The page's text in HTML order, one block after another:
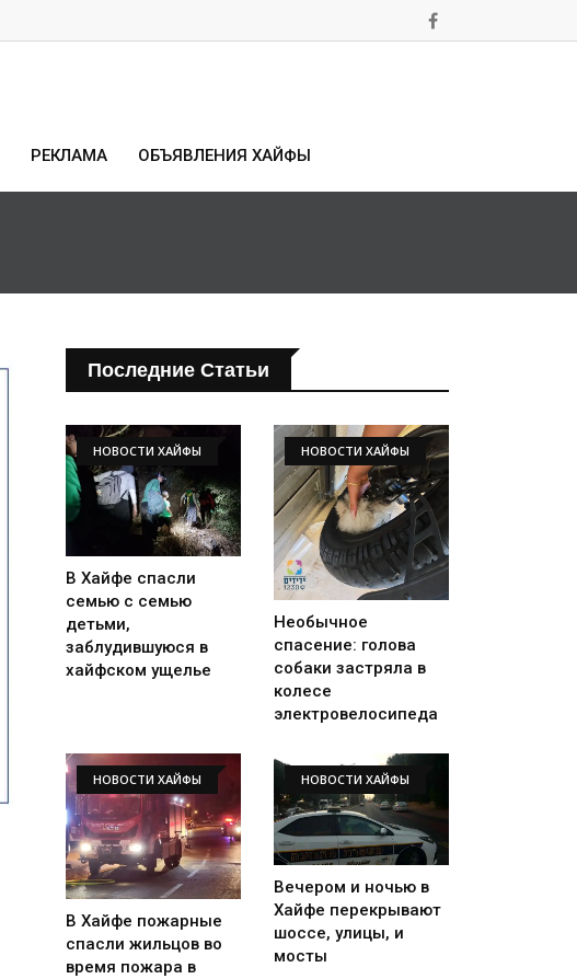
РЕКЛАМА ОБЪЯВЛЕНИЯ ХАЙФЫ
Последние Статьи
НОВОСТИ ХАЙФЫ
В Хайфе спасли
семью с семью
детьми,
заблудившуюся в
хайфском ущелье
НОВОСТИ ХАЙФЫ
Необычное
спасение: голова
собаки застряла в
колесе
электровелосипеда
НОВОСТИ ХАЙФЫ
В Хайфе пожарные
спасли жильцов во
время пожара в
НОВОСТИ ХАЙФЫ
Вечером и ночью в
Хайфе перекрывают
шоссе, улицы, и
мосты